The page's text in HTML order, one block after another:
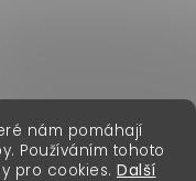
nám pomáhají
Používáním tohoto
pro cookies. Další
práva vyhrazena.